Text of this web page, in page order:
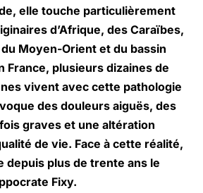
elle touche particulièrement
d’Afrique, des Caraïbes,
du Moyen-Orient et du bassin
France, plusieurs dizaines de
vivent avec cette pathologie
des douleurs aiguës, des
graves et une altération
de vie. Face à cette réalité,
depuis plus de trente ans le
Fixy.